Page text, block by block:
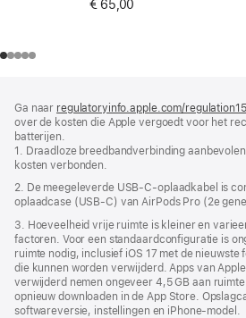
€ 65,00
Ga naar regulatoryinfo.apple.com/
over de kosten die Apple vergoedt voor het
batterijen.
1. Draadloze breedbandverbinding
kosten verbonden.
2. De meegeleverde USB‑C-oplaadkabel is
oplaadcase (USB‑C) van AirPods Pro (2e
3. Hoeveelheid vrije ruimte is kleiner en
factoren. Voor een standaardconfiguratie is
ruimte nodig, inclusief iOS 17 met de nieuwste
die kunnen worden verwijderd. Apps van
verwijderd nemen ongeveer 4,5 GB aan
opnieuw downloaden in de App Store.
softwareversie, instellingen en iPhone-model.